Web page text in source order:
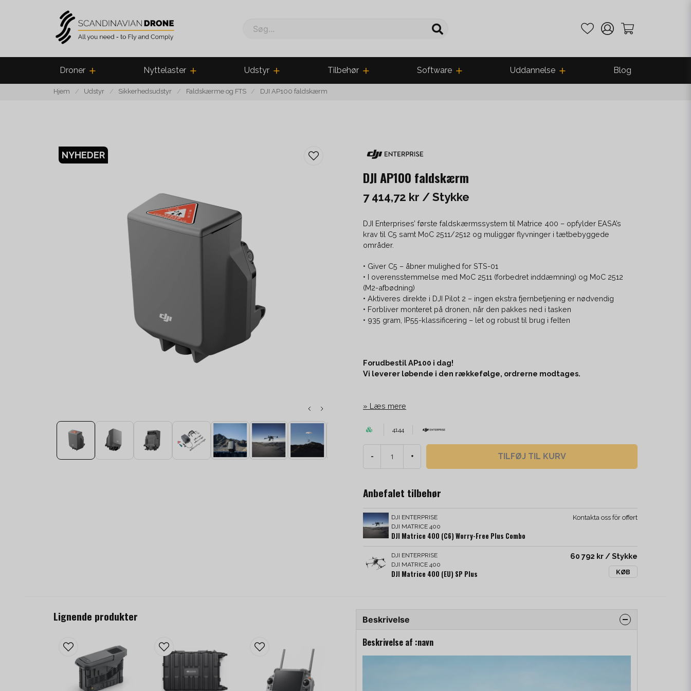
Søg...
Droner Nyttelaster Udstyr Tilbehør Software Uddannelse Blog
Hjem Udstyr Sikkerhedsudstyr Faldskærme og FTS DJI AP100 faldskærm
NYHEDER
DJI AP100 faldskærm
7 414,72 kr / Stykke
DJI Enterprises’ første faldskærmssystem til Matrice 400 – opfylder EASA’s
krav til C5 samt MoC 2511/2512 og muliggør flyvninger i tætbebyggede
områder.
• Giver C5 – åbner mulighed for STS-01
• I overensstemmelse med MoC 2511 (forbedret inddæmning) og MoC 2512
(M2-afbødning)
• Aktiveres direkte i DJI Pilot 2 – ingen ekstra fjernbetjening er nødvendig
• Forbliver monteret på dronen, når den pakkes ned i tasken
• 935 gram, IP55-klassificering – let og robust til brug i felten
Forudbestil AP100 i dag!
Vi leverer løbende i den rækkefølge, ordrerne modtages.
Læs mere
4144
- + TILFØJ TIL KURV
Anbefalet tilbehør
DJI ENTERPRISE
DJI MATRICE 400
DJI Matrice 400 (C6) Worry-Free Plus Combo
Kontakta oss för offert
DJI ENTERPRISE
DJI MATRICE 400
DJI Matrice 400 (EU) SP Plus
60 792 kr / Stykke
KØB
Lignende produkter Beskrivelse
Beskrivelse af :navn